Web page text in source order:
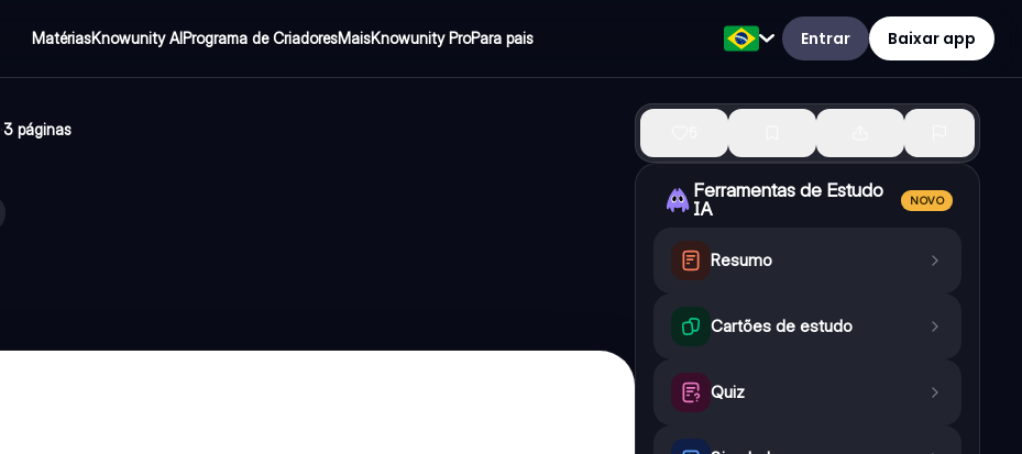
MatériasKnowunity AIPrograma de CriadoresMaisKnowunity ProPara pais Entrar Baixar app
·3 páginas
Ferramentas de Estudo
IA
NOVO
Resumo
Cartões de estudo
Quiz